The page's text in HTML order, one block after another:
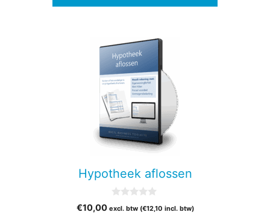
Hypotheek aflossen
v
€10,00 excl. btw (€12,10 incl. btw)